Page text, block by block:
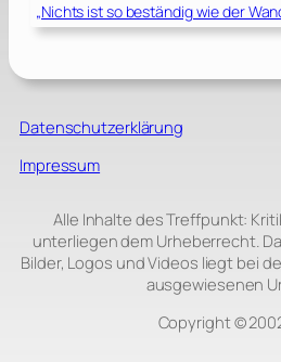
„Nichts ist so beständig wie der
Datenschutzerklärung
Impressum
Alle Inhalte des Treffpunkt:
unterliegen dem Urheberrecht.
Bilder, Logos und Videos liegt bei
ausgewiesenen
Copyright ©